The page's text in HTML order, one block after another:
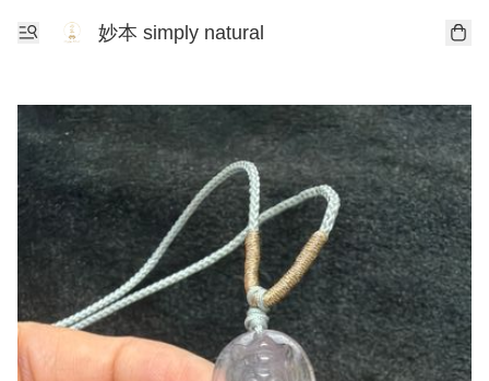
妙本 simply natural